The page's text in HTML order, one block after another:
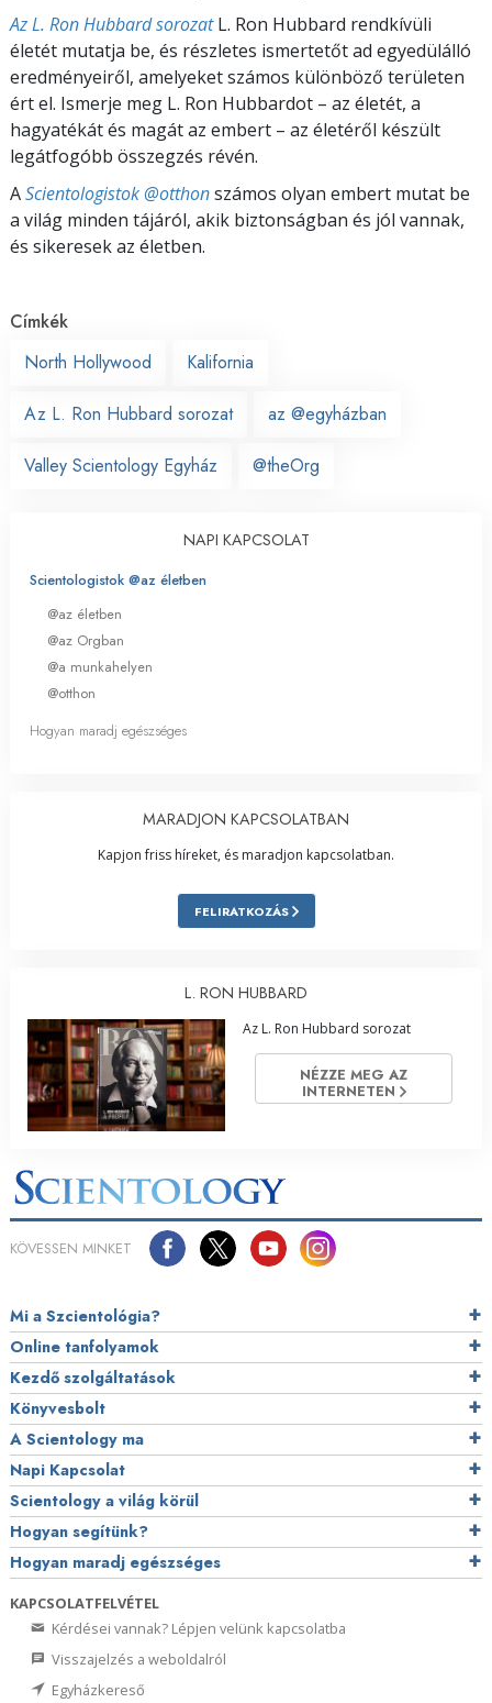
Az L. Ron Hubbard sorozatL. Ron Hubbard rendkívüli
életét mutatja be, és részletes ismertetőt ad egyedülálló
eredményeiről, amelyeket számos különböző területen
ért el. Ismerje meg L. Ron Hubbardot – az életét, a
hagyatékát és magát az embert – az életéről készült
legátfogóbb összegzés révén.
AScientologistok @otthonszámos olyan embert mutat be
a világ minden tájáról, akik biztonságban és jól vannak,
és sikeresek az életben.
Címkék
North Hollywood
Kalifornia
Az L. Ron Hubbard sorozat az @egyházban
Valley Scientology Egyház @theOrg
NAPI KAPCSOLAT
Scientologistok @az életben
@az életben
@az Orgban
@a munkahelyen
@otthon
Hogyan maradj egészséges
MARADJON KAPCSOLATBAN
Kapjon friss híreket, és maradjon kapcsolatban.
FELIRATKOZÁS
L. RON HUBBARD
Az L. Ron Hubbard sorozat
NÉZZE MEG AZ
INTERNETEN
KÖVESSEN MINKET
Mi a Szcientológia?
Online tanfolyamok
Kezdő szolgáltatások
Könyvesbolt
A Scientology ma
Napi Kapcsolat
Scientology a világ körül
Hogyan segítünk?
Hogyan maradj egészséges
KAPCSOLATFELVÉTEL
Kérdései vannak? Lépjen velünk kapcsolatba
Visszajelzés a weboldalról
Egyházkereső